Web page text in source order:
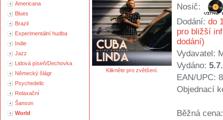
Americana
Blues
Brazil
Experimentální hudba
Indie
Jazz
Lidová píseň/Dechovka
Německý šlágr
Psychedelic
Relaxační
Šanson
World
Klikněte pro zvětšení.
Nosič:
Dodání: do
pro bližší
dodání)
Vydavatel:
Vydáno:
EAN/UPC:
Objednací
Běžná cena: